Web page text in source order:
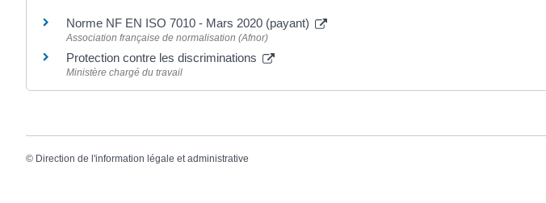
Norme NF EN ISO 7010 - Mars 2020 (payant)
Association française de normalisation (Afnor)
Protection contre les discriminations
Ministère chargé du travail
© Direction de l'information légale et administrative